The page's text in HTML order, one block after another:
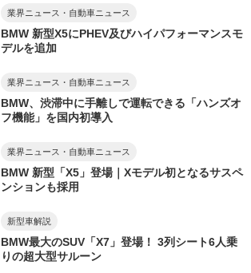
業界ニュース・自動車ニュース
BMW 新型X5にPHEV及びハイパフォーマンスモ
デルを追加
業界ニュース・自動車ニュース
BMW、渋滞中に手離しで運転できる「ハンズオ
フ機能」を国内初導入
業界ニュース・自動車ニュース
BMW 新型「X5」登場｜Xモデル初となるサスペ
ンションも採用
新型車解説
BMW最大のSUV「X7」登場！ 3列シート6人乗
りの超大型サルーン